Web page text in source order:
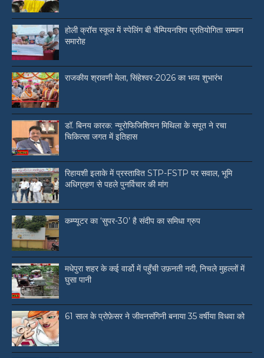
होली क्रॉस स्कूल में स्पेलिंग बी चैम्पियनशिप प्रतियोगिता सम्मान
समारोह
राजकीय श्रावणी मेला, सिंहेश्वर-2026 का भव्य शुभारंभ
डॉ. बिनय कारक: न्यूरोफिजिशियन मिथिला के सपूत ने रचा
चिकित्सा जगत में इतिहास
रिहायशी इलाके में प्रस्तावित STP-FSTP पर सवाल, भूमि
अधिग्रहण से पहले पुनर्विचार की मांग
कम्प्यूटर का ‘सुपर-30’ है संदीप का समिधा ग्रुप
मधेपुरा शहर के कई वार्डो में पहुँची उफ़नती नदी, निचले मुहल्लों में
घुसा पानी
61 साल के प्रोफ़ेसर ने जीवनसंगिनी बनाया 35 वर्षीया विधवा को